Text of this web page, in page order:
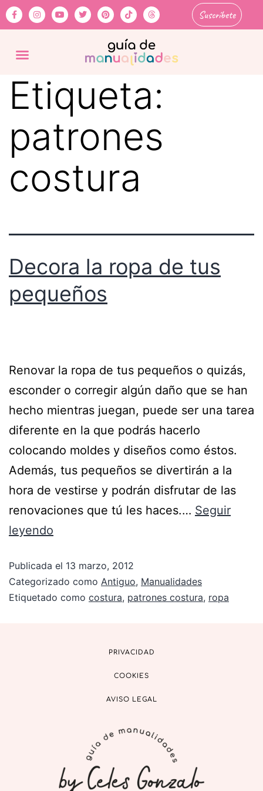
Suscríbete
Etiqueta:
patrones
costura
Decora la ropa de tus
pequeños
Renovar la ropa de tus pequeños o quizás,
esconder o corregir algún daño que se han
hecho mientras juegan, puede ser una tarea
diferente en la que podrás hacerlo
colocando moldes y diseños como éstos.
Además, tus pequeños se divertirán a la
hora de vestirse y podrán disfrutar de las
renovaciones que tú les haces.… Seguir
leyendo
Publicada el 13 marzo, 2012
Categorizado como Antiguo, Manualidades
Etiquetado como costura, patrones costura, ropa
PRIVACIDAD
COOKIES
AVISO LEGAL